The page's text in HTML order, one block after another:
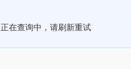
正在查询中，请刷新重试